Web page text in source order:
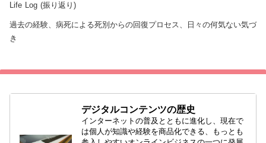
Life Log (振り返り)
過去の経験、病死による死別からの回復プロセス、日々の何気ない気づ
き
デジタルコンテンツの歴史
インターネットの普及とともに進化し、現在で
は個人が知識や経験を商品化できる、もっとも